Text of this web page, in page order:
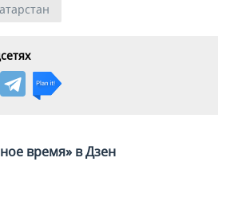
время» в Дзен